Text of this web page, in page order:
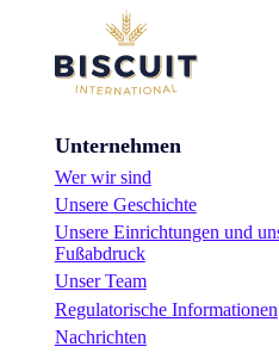
Unternehmen
Wer wir sind
Unsere Geschichte
Unsere Einrichtungen und
Fußabdruck
Unser Team
Regulatorische Informationen
Nachrichten